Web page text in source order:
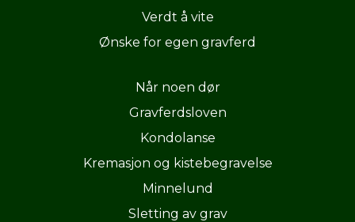
Verdt å vite
Ønske for egen gravferd
Når noen dør
Gravferdsloven
Kondolanse
Kremasjon og kistebegravelse
Minnelund
Sletting av grav